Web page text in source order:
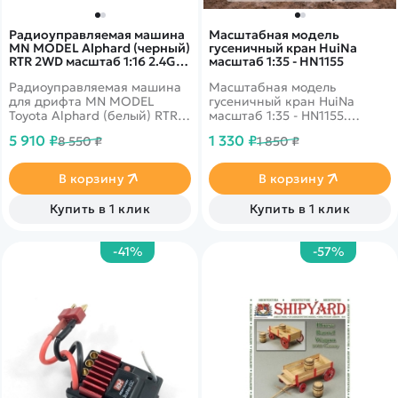
Радиоуправляемая машина
MN MODEL Alphard (черный)
RTR 2WD масштаб 1:16 2.4G -
Радиоуправляемая машина
для дрифта MN MODEL
Toyota Alphard (белый) RTR
5 910 ₽8 550 ₽
В корзину
Купить в 1 клик
Масштабная модель
гусеничный кран HuiNa
масштаб 1:35 - HN1155
Масштабная модель
гусеничный кран HuiNa
масштаб 1:35 - HN1155.
дополнением в коллекцию
спецтехники. Модель
выполнена в масштабе 1:35 с
высокой точностью
передачи оригинальных
дизайна. Цветовая гамма
желто-черных цветов
1 330 ₽1 850 ₽
В корзину
Купить в 1 клик
-41% -57%